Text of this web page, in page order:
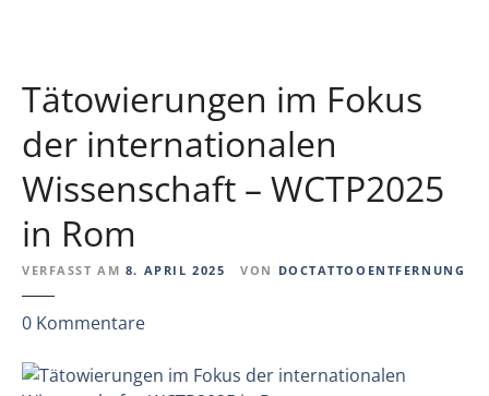
a
l
a
e
i
c
o
‑
s
r
s
k
o
f
u
Tätowierungen im Fokus
der internationalen
Wissenschaft – WCTP2025
in Rom
VERFASST AM 8. APRIL 2025 VON DOCTATTOOENTFERNUNG
0 Kommentarez
T